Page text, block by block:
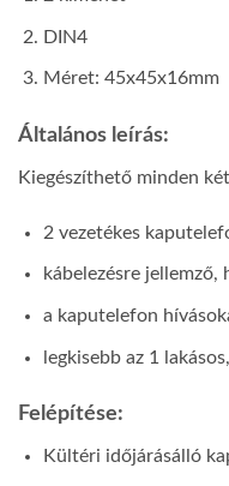
DIN4
Méret: 45x45x16mm
Általános leírás:
Kiegészíthető minden
2 vezetékes
kábelezésre jellemző,
a kaputelefon
legkisebb az 1
Felépítése:
Kültéri időjárásálló